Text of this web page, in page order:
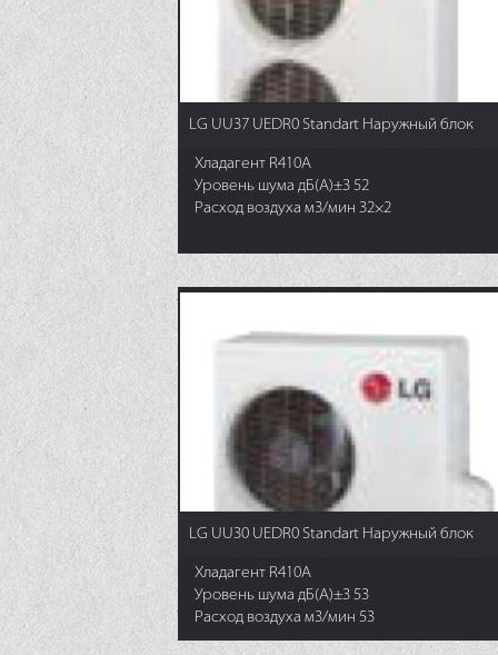
LG UU37 UEDR0 Standart Наружный блок
Хладагент R410A
Уровень шума дБ(А)±3 52
Расход воздуха м3/мин 32×2
LG UU30 UEDR0 Standart Наружный блок
Хладагент R410A
Уровень шума дБ(А)±3 53
Расход воздуха м3/мин 53